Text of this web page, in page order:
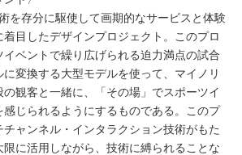
を存分に駆使して画期的なサービスと体験
目したデザインプロジェクト。このプロ
ベントで繰り広げられる迫力満点の試合
に変換する大型モデルを使って、マイノリ
観客と一緒に、「その場」でスポーツイ
じられるようにするものである。このプ
チャンネル・インタラクション技術がもた
限に活用しながら、技術に縛られることな